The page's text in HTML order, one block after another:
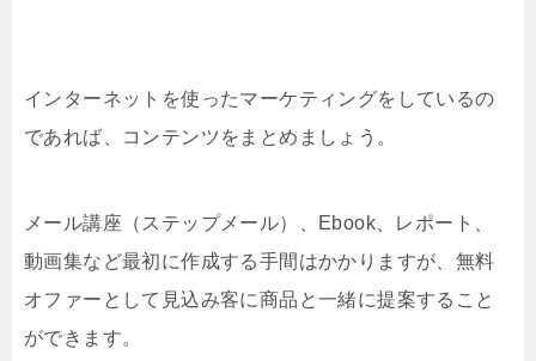
インターネットを使ったマーケティングをしているの
であれば、コンテンツをまとめましょう。
メール講座（ステップメール）、Ebook、レポート、
動画集など最初に作成する手間はかかりますが、無料
オファーとして見込み客に商品と一緒に提案すること
ができます。